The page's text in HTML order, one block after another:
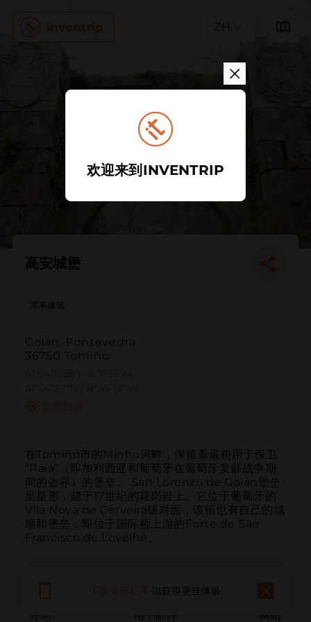
ZH
高安城堡
Goián, Pontevedra
36750 Tomiño
在Tomiño市的Minho河畔，保留着最初用于保卫
“Raia”（即加利西亚和葡萄牙在葡萄牙复辟战争期
间的边界）的堡垒。 San Lorenzo de Goián堡垒
呈星形，建于17世纪的花岗岩上。它位于葡萄牙的
Vila Nova de Cerveira镇对面，该镇也有自己的城
墙和堡垒，即位于国际桥上游的Forte de São
Francisco de Lovelhe。
呼叫 电子邮件 网站
以获得更佳体验
欢迎来到INVENTRIP